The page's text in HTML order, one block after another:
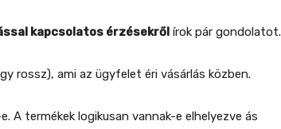
kapcsolatos érzésekről írok pár gondolatot.
rossz), ami az ügyfelet éri vásárlás közben.
A termékek logikusan vannak-e elhelyezve ás